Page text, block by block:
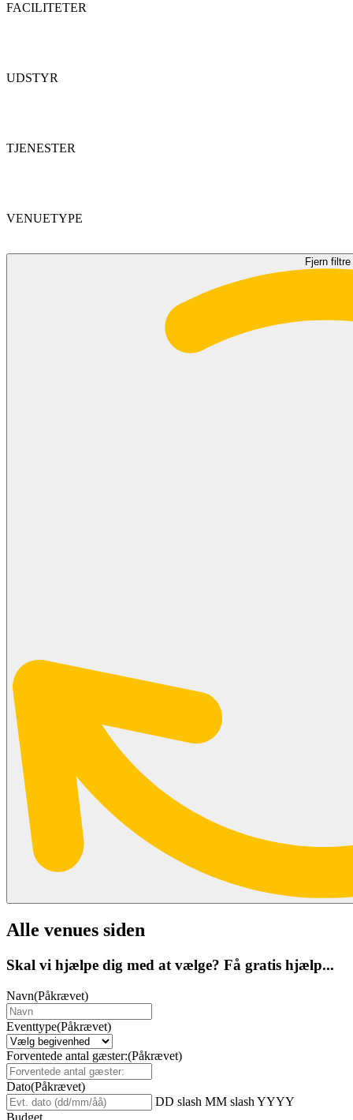
FACILITETER
UDSTYR
TJENESTER
VENUETYPE
Fjern filtre
Alle venues siden
Skal vi hjælpe dig med at vælge? Få gratis hjælp...
Navn(Påkrævet)
Eventtype(Påkrævet)
Forventede antal gæster:(Påkrævet)
Dato(Påkrævet)
DD slash MM slash YYYY
Budget